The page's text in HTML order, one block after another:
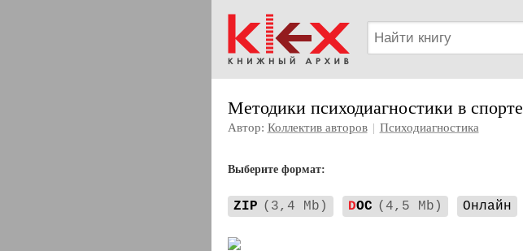
Методики психодиагностики в спорте
Автор: Коллектив авторов | Психодиагностика
Выберите формат:
ZIP (3,4 Mb) DOC (4,5 Mb) Онлайн